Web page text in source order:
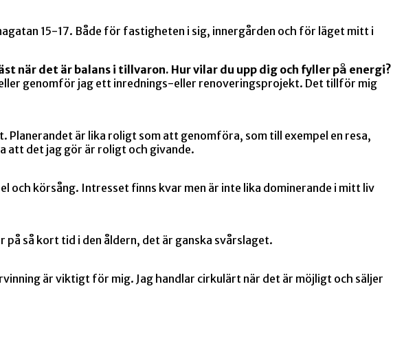
15-17. Både för fastigheten i sig, innergården och för läget mitt i
när det är balans i tillvaron. Hur vilar du upp dig och fyller på energi?
genomför jag ett inrednings-eller renoveringsprojekt. Det tillför mig
är lika roligt som att genomföra, som till exempel en resa,
att det jag gör är roligt och givande.
körsång. Intresset finns kvar men är inte lika dominerande i mitt liv
så kort tid i den åldern, det är ganska svårslaget.
är viktigt för mig. Jag handlar cirkulärt när det är möjligt och säljer